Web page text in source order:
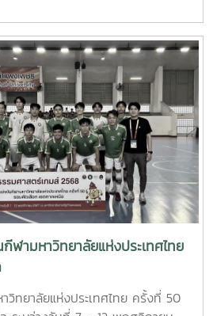
งคลล้านนา และมหาวิทยาลัยมหามกุฎ
า เป็นเจ้าภาพในการจัดการแข่งขัน
นที่ 11 - 15 ธันวาคม 2567 ตามราย
(ชาย) ผลการแข่งขัน ได้รับถ้วย
งวัล 5,000 บาท กีฬาวอลเลย์บอล
ชนะเลิศอันดับที่ 1 พร้อมเงินรางวัล
อล (หญิง) ได้รับถ้วยรางวัลชนะเลิศ
าท กีฬาเปตอง คู่ผสม ตกรอบ กีฬา
งวัลรองชนะเลิศอันดับที่ 2 พร้อมเงิน
ตอง ทีมหญิง ได้รับถ้วยรางวัลชนะ
บาท กีฬาเปตอง เดี่ยวชาย-เดี่ยว
มชาย ได้รับถ้วยรางวัลรองชนะเลิศ
3,000 บาท กีฬาอีสปอร์ต ทีมหญิง
ฬามหาวิทยาลัยแห่งประเทศไทย
วิทยาลัยแห่งประเทศไทย ครั้งที่ 50